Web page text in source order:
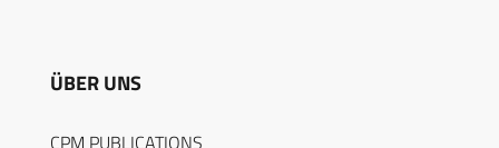
ÜBER UNS
CPM PUBLICATIONS